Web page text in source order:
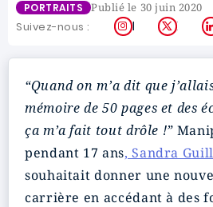
PORTRAITS Publié le 30 juin 2020
Suivez-nous : Instagram
X
“Quand on m’a dit que
mémoire de 50 pages et des
ça m’a fait tout drôle !”
pendant 17 ans, Sandra
souhaitait donner une
carrière en accédant à des